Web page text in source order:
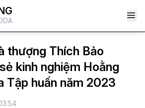
thượng Thích Bảo
kinh nghiệm Hoằng
Tập huấn năm 2023